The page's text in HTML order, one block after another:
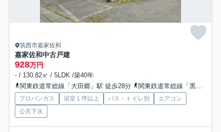
筑西市嘉家佐和
嘉家佐和中古戸建
928万円
- / 130.82㎡ / 5LDK /築40年
関東鉄道常総線「大田郷」駅 徒歩28分
関東鉄道常総線「黒子」駅 徒歩30分
プロパンガス 浴室１坪以上 バス・トイレ別
エアコン
公共下水